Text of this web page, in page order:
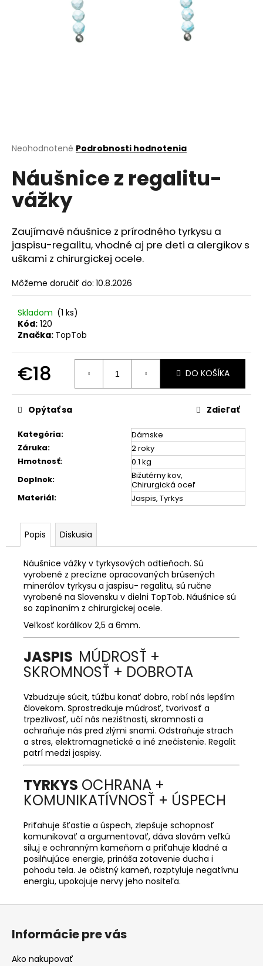
Priemerné
produktu
je
z
hviezdičiek.
Neohodnotené Podrobnosti hodnotenia
Náušnice z regalitu-
vážky
Zaujímavé náušnice z prírodného tyrkysu a
jaspisu-regalitu, vhodné aj pre deti a alergikov s
uškami z chirurgickej ocele.
Môžeme doručiť do: 10.8.2026
Skladom (1 ks)
Kód: 120
Značka: TopTob
€18
cena:
DO KOŠÍKA
Kategória:
Dámske
Záruka:
2 roky
Hmotnosť:
0.1 kg
Doplnok:
Bižutérny kov,
Chirurgická oceľ
Materiál: Jaspis, Tyrkys
Opýtať sa Zdieľať
Popis Diskusia
Náušnice vážky v tyrkysových odtieňoch. Sú
vyrobené z precízne opracovaných brúsených
minerálov tyrkysu a jaspisu- regalitu, sú ručne
vyrobené na Slovensku v dielni TopTob. Náušnice sú
so zapínaním z chirurgickej ocele.
Veľkosť korálikov 2,5 a 6mm.
JASPIS MÚDROSŤ +
SKROMNOSŤ + DOBROTA
Vzbudzuje súcit, túžbu konať dobro, robí nás lepším
človekom. Sprostredkuje múdrosť, tvorivosť a
trpezlivosť, učí nás nezištnosti, skromnosti a
ochraňuje nás pred zlými snami. Odstraňuje strach
a stres, elektromagnetické a iné znečistenie. Regalit
patrí medzi jaspisy.
TYRKYS OCHRANA +
KOMUNIKATÍVNOSŤ + ÚSPECH
Priťahuje šťastie a úspech, zlepšuje schopnosť
komunikovať a argumentovať, dáva slovám veľkú
silu,j e ochranným kameňom a priťahuje kladné a
posilňujúce energie, prináša zotavenie ducha i
pohodu tela. Je očistný kameň, rozptyluje negatívnu
energiu, upokojuje nervy jeho nositeľa.
O
d
o
r
ú
č
a
m
PLOCHÝ
MINERÁLU
OKO
€89
Pôvodne:
€119
Informácie pre vás
Ako nakupovať